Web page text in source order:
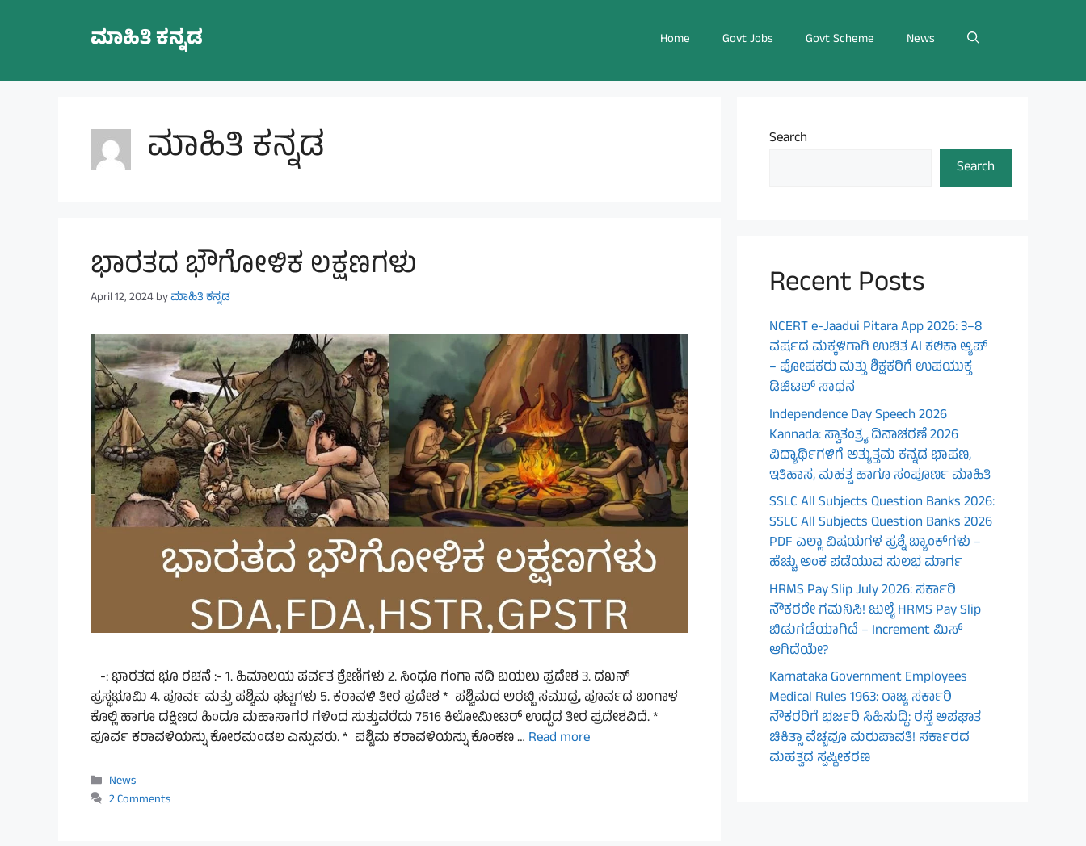
ಮಾಹಿತಿ ಕನ್ನಡ Home Govt Jobs Govt Scheme News
ಮಾಹಿತಿ ಕನ್ನಡ
ಭಾರತದ ಭೌಗೋಳಿಕ ಲಕ್ಷಣಗಳು
April 12, 2024byಮಾಹಿತಿ ಕನ್ನಡ
-: ಭಾರತದ ಭೂ ರಚನೆ :- 1. ಹಿಮಾಲಯ ಪರ್ವತ ಶ್ರೇಣಿಗಳು 2. ಸಿಂಧೂ ಗಂಗಾ ನದಿ ಬಯಲು ಪ್ರದೇಶ 3. ದಖನ್
ಪ್ರಸ್ಥಭೂಮಿ 4. ಪೂರ್ವ ಮತ್ತು ಪಶ್ಚಿಮ ಘಟ್ಟಗಳು 5. ಕರಾವಳಿ ತೀರ ಪ್ರದೇಶ * ಪಶ್ಚಿಮದ ಅರಬ್ಬಿ ಸಮುದ್ರ, ಪೂರ್ವದ ಬಂಗಾಳ
ಕೊಲ್ಲಿ ಹಾಗೂ ದಕ್ಷಿಣದ ಹಿಂದೂ ಮಹಾಸಾಗರ ಗಳಿಂದ ಸುತ್ತುವರೆದು 7516 ಕಿಲೋಮೀಟರ್ ಉದ್ದದ ತೀರ ಪ್ರದೇಶವಿದೆ. *
ಪೂರ್ವ ಕರಾವಳಿಯನ್ನು ಕೋರಮಂಡಲ ಎನ್ನುವರು. * ಪಶ್ಚಿಮ ಕರಾವಳಿಯನ್ನು ಕೊಂಕಣ … Read more
Categories
News
2 Comments
Search
Search
Recent Posts
NCERT e-Jaadui Pitara App 2026: 3–8
ವರ್ಷದ ಮಕ್ಕಳಿಗಾಗಿ ಉಚಿತ AI ಕಲಿಕಾ ಆ್ಯಪ್
– ಪೋಷಕರು ಮತ್ತು ಶಿಕ್ಷಕರಿಗೆ ಉಪಯುಕ್ತ
ಡಿಜಿಟಲ್ ಸಾಧನ
Independence Day Speech 2026
Kannada: ಸ್ವಾತಂತ್ರ್ಯ ದಿನಾಚರಣೆ 2026
ವಿದ್ಯಾರ್ಥಿಗಳಿಗೆ ಅತ್ಯುತ್ತಮ ಕನ್ನಡ ಭಾಷಣ,
ಇತಿಹಾಸ, ಮಹತ್ವ ಹಾಗೂ ಸಂಪೂರ್ಣ ಮಾಹಿತಿ
SSLC All Subjects Question Banks 2026:
SSLC All Subjects Question Banks 2026
PDF ಎಲ್ಲಾ ವಿಷಯಗಳ ಪ್ರಶ್ನೆ ಬ್ಯಾಂಕ್‌ಗಳು –
ಹೆಚ್ಚು ಅಂಕ ಪಡೆಯುವ ಸುಲಭ ಮಾರ್ಗ
HRMS Pay Slip July 2026: ಸರ್ಕಾರಿ
ನೌಕರರೇ ಗಮನಿಸಿ! ಜುಲೈ HRMS Pay Slip
ಬಿಡುಗಡೆಯಾಗಿದೆ – Increment ಮಿಸ್
ಆಗಿದೆಯೇ?
Karnataka Government Employees
Medical Rules 1963: ರಾಜ್ಯ ಸರ್ಕಾರಿ
ನೌಕರರಿಗೆ ಭರ್ಜರಿ ಸಿಹಿಸುದ್ದಿ: ರಸ್ತೆ ಅಪಘಾತ
ಚಿಕಿತ್ಸಾ ವೆಚ್ಚವೂ ಮರುಪಾವತಿ! ಸರ್ಕಾರದ
ಮಹತ್ವದ ಸ್ಪಷ್ಟೀಕರಣ